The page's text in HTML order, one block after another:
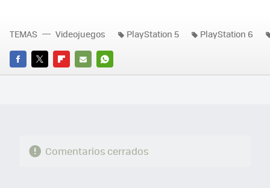
FACEBOOK
TWITTERFLIPBOARD
E-
WHATSAPP
TEMAS Videojuegos PlayStation 5 PlayStation 6
Comentarios cerrados